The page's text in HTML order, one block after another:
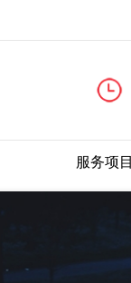
服务项目